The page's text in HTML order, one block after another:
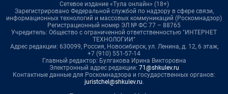
Сетевое издание «Тула онлайн» (18+)
Зарегистрировано Федеральной службой по надзору в сфере связи,
информационных технологий и массовых коммуникаций (Роскомнадзор)
Регистрационный номер ЭЛ № ФС 77 – 88765
Учредитель: Общество с ограниченной ответственностью "ИНТЕРНЕТ
ТЕХНОЛОГИИ"
Адрес редакции: 630099, Россия, Новосибирск, ул. Ленина, д. 12, 6 этаж,
+7 (910) 551-57-14
Главный редактор: Булгакова Ирина Викторовна
Электронный адрес редакции: 71@shkulev.ru
Контактные данные для Роскомнадзора и государственных органов:
juristchel@shkulev.ru.